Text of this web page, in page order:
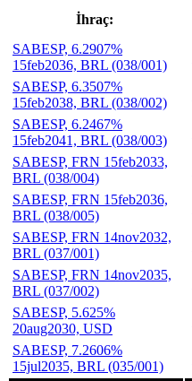
İhraç:
SABESP, 6.2907%
15feb2036, BRL (038/001)
SABESP, 6.3507%
15feb2038, BRL (038/002)
SABESP, 6.2467%
15feb2041, BRL (038/003)
SABESP, FRN 15feb2033,
BRL (038/004)
SABESP, FRN 15feb2036,
BRL (038/005)
SABESP, FRN 14nov2032,
BRL (037/001)
SABESP, FRN 14nov2035,
BRL (037/002)
SABESP, 5.625%
20aug2030, USD
SABESP, 7.2606%
15jul2035, BRL (035/001)